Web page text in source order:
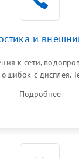
и
к сети,
с дисплея.
шумов,
модуля
Подробнее